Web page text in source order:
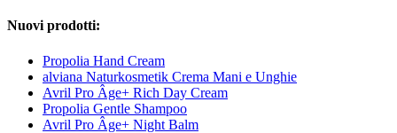
Nuovi prodotti:
Propolia Hand Cream
alviana Naturkosmetik Crema Mani e Unghie
Avril Pro Âge+ Rich Day Cream
Propolia Gentle Shampoo
Avril Pro Âge+ Night Balm